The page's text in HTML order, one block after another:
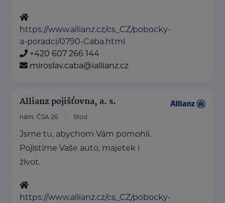
https://www.allianz.cz/cs_CZ/pobocky-
a-poradci/0790-Caba.html
+420 607 266 144
miroslav.caba@iallianz.cz
Allianz pojišťovna, a. s.
nám. ČSA 26 Stod
Jsme tu, abychom Vám pomohli.
Pojistíme Vaše auto, majetek i
život.
https://www.allianz.cz/cs_CZ/pobocky-